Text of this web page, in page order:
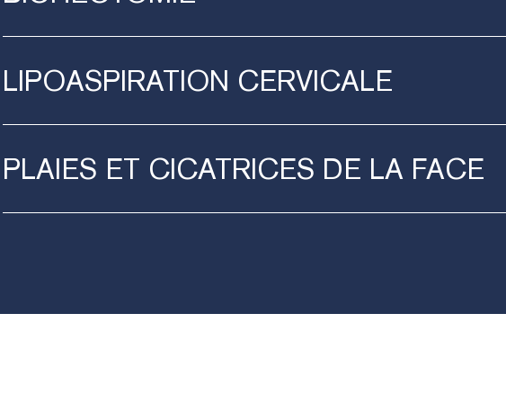
LIPOASPIRATION CERVICALE
PLAIES ET CICATRICES DE LA FACE